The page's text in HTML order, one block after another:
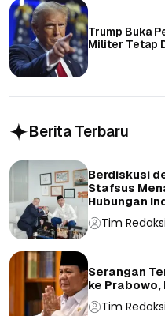
Trump Buka
Militer Tetap
Berita Terbaru
Berdiskusi
Stafsus
Hubungan
Tim Redaksi
Serangan
ke
Tim Redaksi